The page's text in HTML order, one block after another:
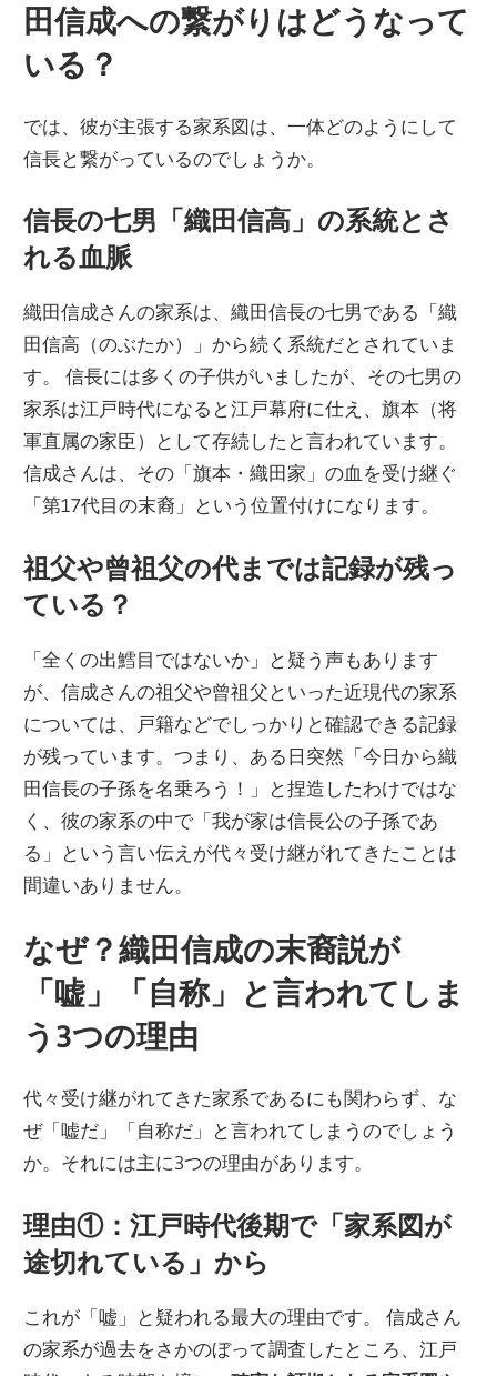
田信成への繋がりはどうなって
いる？
では、彼が主張する家系図は、一体どのようにして
信長と繋がっているのでしょうか。
信長の七男「織田信高」の系統とさ
れる血脈
織田信成さんの家系は、織田信長の七男である「織
田信高（のぶたか）」から続く系統だとされていま
す。 信長には多くの子供がいましたが、その七男の
家系は江戸時代になると江戸幕府に仕え、旗本（将
軍直属の家臣）として存続したと言われています。
信成さんは、その「旗本・織田家」の血を受け継ぐ
「第17代目の末裔」という位置付けになります。
祖父や曾祖父の代までは記録が残っ
ている？
「全くの出鱈目ではないか」と疑う声もあります
が、信成さんの祖父や曾祖父といった近現代の家系
については、戸籍などでしっかりと確認できる記録
が残っています。つまり、ある日突然「今日から織
田信長の子孫を名乗ろう！」と捏造したわけではな
く、彼の家系の中で「我が家は信長公の子孫であ
る」という言い伝えが代々受け継がれてきたことは
間違いありません。
なぜ？織田信成の末裔説が
「嘘」「自称」と言われてしま
う3つの理由
代々受け継がれてきた家系であるにも関わらず、な
ぜ「嘘だ」「自称だ」と言われてしまうのでしょう
か。それには主に3つの理由があります。
理由①：江戸時代後期で「家系図が
途切れている」から
これが「嘘」と疑われる最大の理由です。 信成さん
の家系が過去をさかのぼって調査したところ、江戸